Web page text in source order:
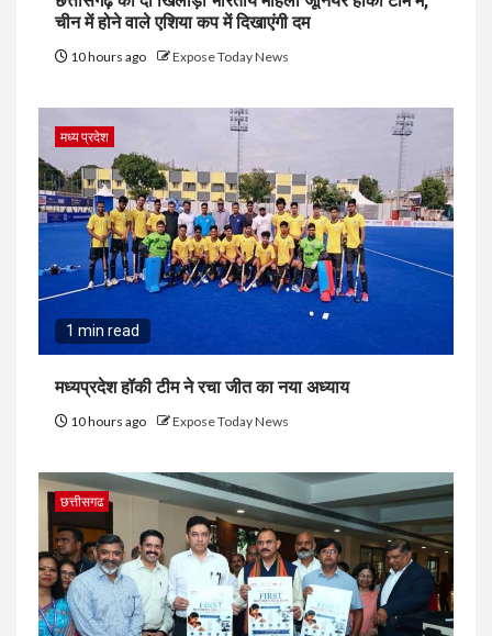
चीन में होने वाले एशिया कप में दिखाएंगी दम
10 hours ago Expose Today News
मध्य प्रदेश
1 min read
मध्यप्रदेश हॉकी टीम ने रचा जीत का नया अध्याय
10 hours ago Expose Today News
छत्तीसगढ